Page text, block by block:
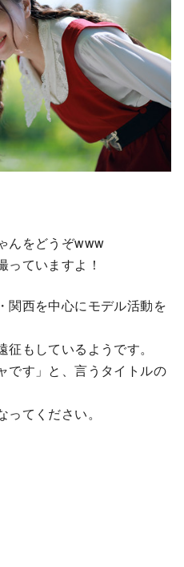
んをどうぞwww
っていますよ！
関西を中心にモデル活動を
もしているようです。
です」と、言うタイトルの
てください。